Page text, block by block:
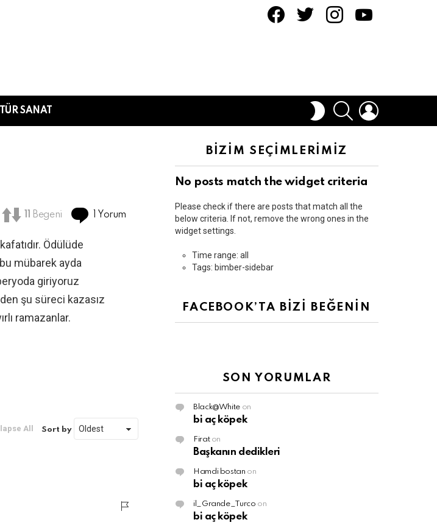
SANAT
DIŞ
GÖRÜNÜMÜ
ARAMA
AÇ
Begeni 1 Yorum
Ödülüde
mübarek ayda
giriyoruz
şu süreci kazasız
ramazanlar.
All Sort by
BİZİM SEÇİMLERİMİZ
No posts match the widget criteria
Please check if there are posts that match all the
below criteria. If not, remove the wrong ones in the
widget settings.
Time range: all
Tags: bimber-sidebar
FACEBOOK’TA BİZİ BEĞENİN
SON YORUMLAR
Black@White on
bi aç köpek
Firaton
Başkanın dedikleri
Hamdi bostan on
bi aç köpek
il_Grande_Turco on
bi aç köpek